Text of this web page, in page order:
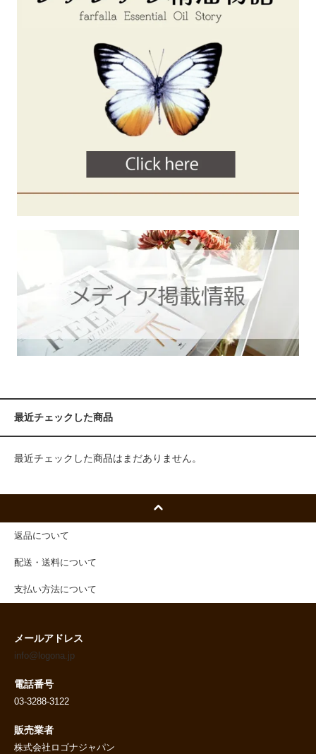
最近チェックした商品
最近チェックした商品はまだありません。
返品について
配送・送料について
支払い方法について
メールアドレス
info@logona.jp
電話番号
03-3288-3122
販売業者
株式会社ロゴナジャパン